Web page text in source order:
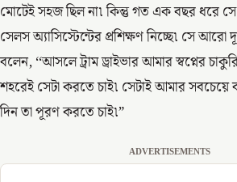
মোটেই সহজ ছিল না৷ কিন্তু গত এক বছর ধরে
সেলস অ্যাসিস্টেন্টের প্রশিক্ষণ নিচ্ছে৷ সে
বলেন, ‘‘আসলে ট্রাম ড্রাইভার আমার স্বপ্নের
শহরেই সেটা করতে চাই৷ সেটাই আমার
দিন তা পূরণ করতে চাই৷”
ADVERTISEMENTS